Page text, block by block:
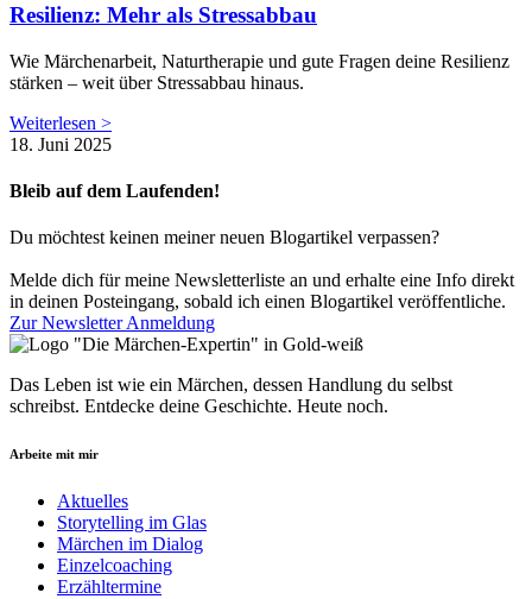
Resilienz: Mehr als Stressabbau
Wie Märchenarbeit, Naturtherapie und gute Fragen deine Resilienz
stärken – weit über Stressabbau hinaus.
Weiterlesen >
18. Juni 2025
Bleib auf dem Laufenden!
Du möchtest keinen meiner neuen Blogartikel verpassen?
Melde dich für meine Newsletterliste an und erhalte eine Info direkt
in deinen Posteingang, sobald ich einen Blogartikel veröffentliche.
Zur Newsletter Anmeldung
Das Leben ist wie ein Märchen, dessen Hand­lung du selbst
schreibst. Entdecke deine Geschichte. Heute noch.
Arbeite mit mir
Aktuelles
Storytelling im Glas
Märchen im Dialog
Einzelcoaching
Erzähltermine